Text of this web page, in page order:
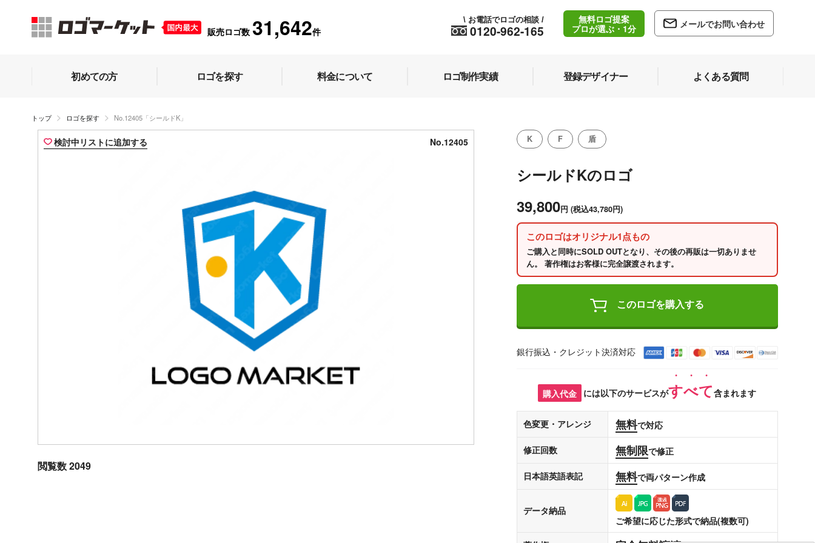
販売ロゴ数 31,642件 0120-962-165
\ お電話でロゴの相談 /
無料ロゴ提案
プロが選ぶ・1分
メールでお問い合わせ
初めての方 ロゴを探す 料金について ロゴ制作実績 登録デザイナー よくある質問
トップ ロゴを探す No.12405「シールドK」
検討中リストに追加する No.12405
閲覧数 2049
K F 盾
シールドKのロゴ
39,800円 (税込43,780円)
このロゴはオリジナル1点もの
ご購入と同時にSOLD OUTとなり、その後の再販は一切ありませ
ん。 著作権はお客様に完全譲渡されます。
このロゴを購入する
銀行振込・クレジット決済対応
購入代金 には以下のサービスがすべて含まれます
色変更・アレンジ 無料で対応
修正回数 無制限で修正
日本語英語表記 無料で両パターン作成
データ納品
ご希望に応じた形式で納品(複数可)